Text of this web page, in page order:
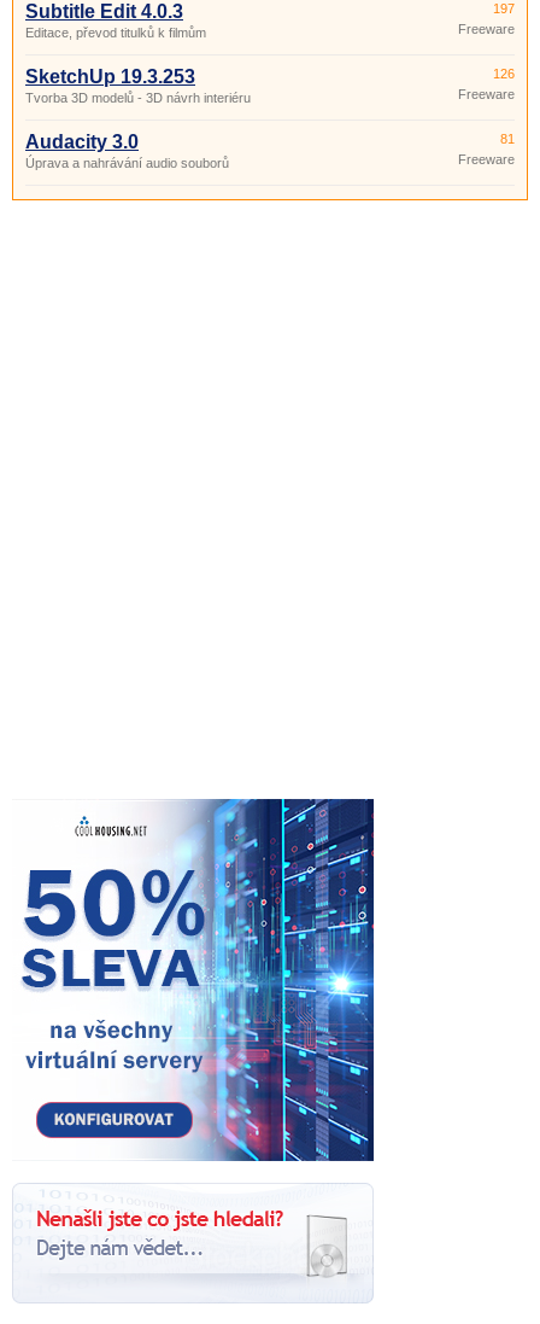
Subtitle Edit 4.0.3
Editace, převod titulků k filmům
197
Freeware
SketchUp 19.3.253
Tvorba 3D modelů - 3D návrh interiéru
126
Freeware
Audacity 3.0
Úprava a nahrávání audio souborů
81
Freeware